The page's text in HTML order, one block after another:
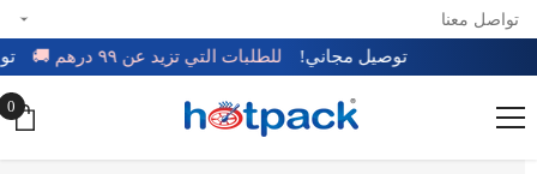
تخطي إلى المحتوى
تواصل معنا
توصيل مجاني! للطلبات التي تزيد عن ٩٩ درهم 🚚
0
0